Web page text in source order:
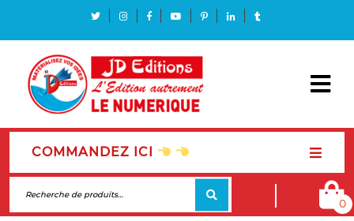
COMMANDEZ ICI
0